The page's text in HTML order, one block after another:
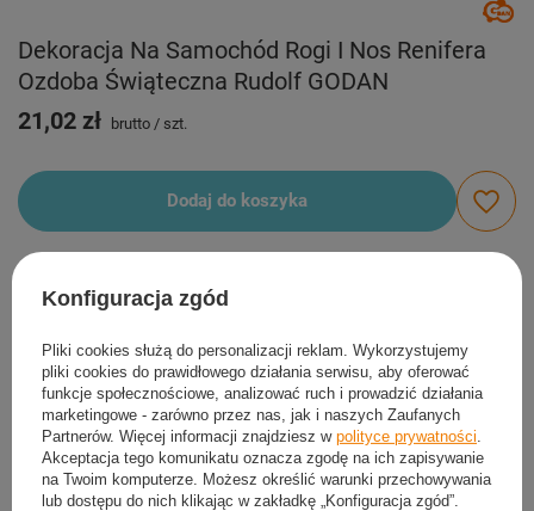
Dekoracja Na Samochód Rogi I Nos Renifera
Ozdoba Świąteczna Rudolf GODAN
21,02 zł
brutto / szt.
Dodaj do koszyka
Produkt dostępny Wysyłkajutro(2 szt. w magazynie)
Darmowa i szybka dostawaod50,00 zł
30dni na łatwy zwrot
Sprawdź, w którym sklepie obejrzysz i kupisz od ręki
Bezpieczne zakupy
Konfiguracja zgód
Pliki cookies służą do personalizacji reklam. Wykorzystujemy
pliki cookies do prawidłowego działania serwisu, aby oferować
funkcje społecznościowe, analizować ruch i prowadzić działania
marketingowe - zarówno przez nas, jak i naszych Zaufanych
Partnerów. Więcej informacji znajdziesz w polityce prywatności
Akceptacja tego komunikatu oznacza zgodę na ich zapisywanie
na Twoim komputerze. Możesz określić warunki przechowywania
lub dostępu do nich klikając w zakładkę „Konfiguracja zgód”.